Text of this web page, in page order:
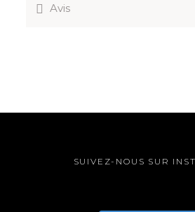
Avis
SUIVEZ-NOUS SUR